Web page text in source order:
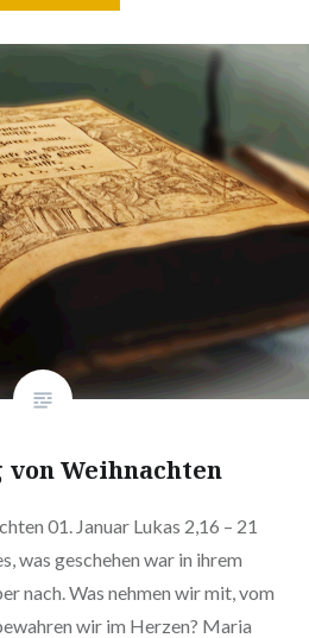
von Weihnachten
01. Januar Lukas 2,16 – 21
was geschehen war in ihrem
nach. Was nehmen wir mit, vom
wir im Herzen? Maria